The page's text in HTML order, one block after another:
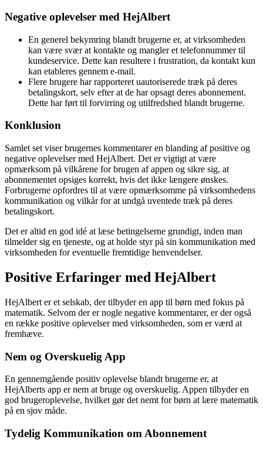
Negative oplevelser med HejAlbert
En generel bekymring blandt brugerne er, at virksomheden
kan være svær at kontakte og mangler et telefonnummer til
kundeservice. Dette kan resultere i frustration, da kontakt kun
kan etableres gennem e-mail.
Flere brugere har rapporteret uautoriserede træk på deres
betalingskort, selv efter at de har opsagt deres abonnement.
Dette har ført til forvirring og utilfredshed blandt brugerne.
Konklusion
Samlet set viser brugernes kommentarer en blanding af positive og
negative oplevelser med HejAlbert. Det er vigtigt at være
opmærksom på vilkårene for brugen af appen og sikre sig, at
abonnementet opsiges korrekt, hvis det ikke længere ønskes.
Forbrugerne opfordres til at være opmærksomme på virksomhedens
kommunikation og vilkår for at undgå uventede træk på deres
betalingskort.
Det er altid en god idé at læse betingelserne grundigt, inden man
tilmelder sig en tjeneste, og at holde styr på sin kommunikation med
virksomheden for eventuelle fremtidige henvendelser.
Positive Erfaringer med HejAlbert
HejAlbert er et selskab, der tilbyder en app til børn med fokus på
matematik. Selvom der er nogle negative kommentarer, er der også
en række positive oplevelser med virksomheden, som er værd at
fremhæve.
Nem og Overskuelig App
En gennemgående positiv oplevelse blandt brugerne er, at
HejAlberts app er nem at bruge og overskuelig. Appen tilbyder en
god brugeroplevelse, hvilket gør det nemt for børn at lære matematik
på en sjov måde.
Tydelig Kommunikation om Abonnement